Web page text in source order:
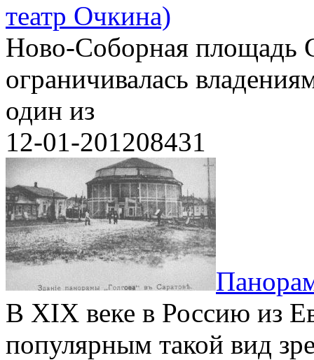
театр Очкина)
Ново-Соборная площадь
ограничивалась
один из
12-01-201208431
В XIX веке в Россию из
популярным такой вид